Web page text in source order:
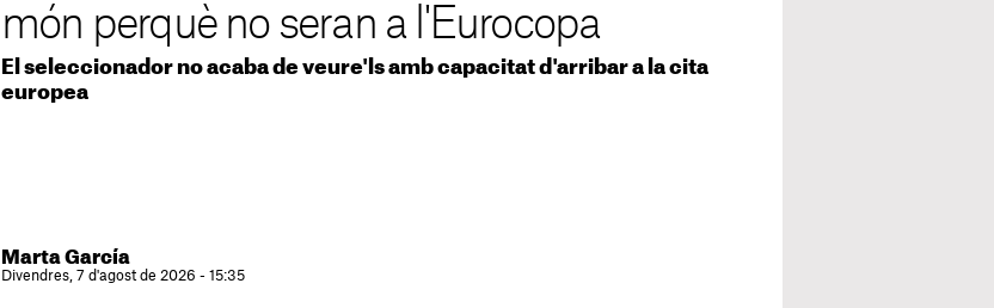
món perquè no seran a l'Eurocopa
El seleccionador no acaba de veure'ls amb capacitat d'arribar a la cita
europea
Marta García
Divendres, 7 d'agost de 2026 - 15:35